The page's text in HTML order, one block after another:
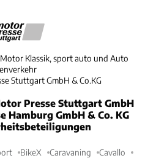
Klassik, sport auto und Auto
Stuttgart GmbH & Co.KG
Presse Stuttgart GmbH
Hamburg GmbH & Co. KG
BikeX Caravaning Cavallo